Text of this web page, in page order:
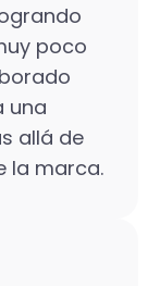
poco
una
allá de
la marca.